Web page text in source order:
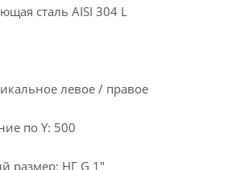
сталь AISI 304 L
левое / правое
по Y: 500
размер: НГ G 1"